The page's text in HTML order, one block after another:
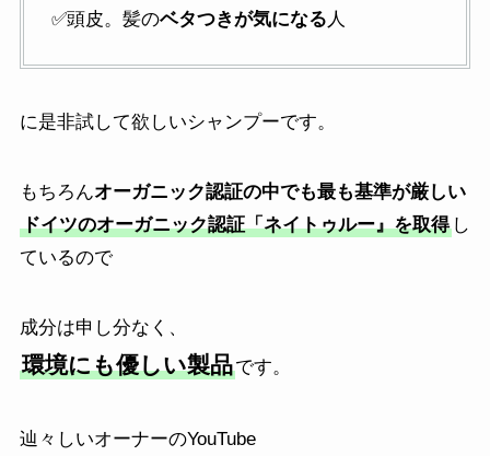
✅頭皮。髪のベタつきが気になる 人
に是非試して欲しいシャンプーです。
もちろんオーガニック認証の中でも最も基準が厳しい
ドイツのオーガニック認証「ネイトゥルー』を取得し
ているので
成分は申し分なく、
環境にも優しい製品です。
辿々しいオーナーのYouTube